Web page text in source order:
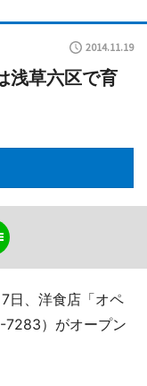
2014.11.19
浅草六区で育
日、洋食店「オペ
）がオープン